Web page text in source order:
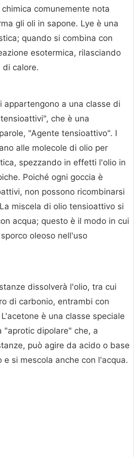
comunemente nota
gli oli in sapone. Lye è una
quando si combina con
esotermica, rilasciando
calore.
appartengono a una classe di
che è una
"Agente tensioattivo". I
alle molecole di olio per
spezzando in effetti l'olio in
Poiché ogni goccia è
non possono ricombinarsi
miscela di olio tensioattivo si
acqua; questo è il modo in cui
oleoso nell'uso
dissolverà l'olio, tra cui
di carbonio, entrambi con
è una classe speciale
"aprotic dipolare" che, a
può agire da acido o base
e si mescola anche con l'acqua.